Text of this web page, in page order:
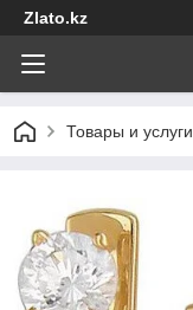
Zlato.kz
Товары и услуги